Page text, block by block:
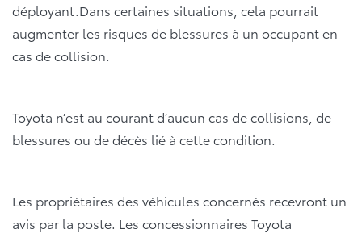
déployant.Dans certaines situations, cela pourrait
augmenter les risques de blessures à un occupant en
cas de collision.
Toyota n’est au courant d’aucun cas de collisions, de
blessures ou de décès lié à cette condition.
Les propriétaires des véhicules concernés recevront un
avis par la poste. Les concessionnaires Toyota